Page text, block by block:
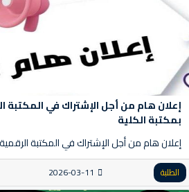
إعلان هام من أجل الإشتراك في المكتبة
بمكتبة الكلية
إعلان هام من أجل الإشتراك في المكتبة
الطلبة 2026-03-11